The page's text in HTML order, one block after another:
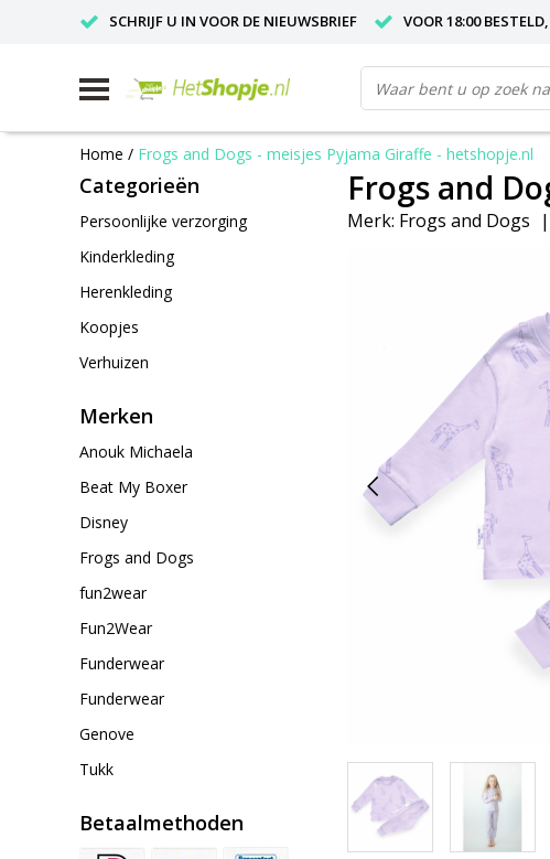
SCHRIJF U IN VOOR DE NIEUWSBRIEF VOOR 18:00
Home / Frogs and Dogs - meisjes Pyjama Giraffe - hetshopje.nl
Categorieën
Persoonlijke verzorging
Kinderkleding
Herenkleding
Koopjes
Verhuizen
Merken
Anouk Michaela
Beat My Boxer
Disney
Frogs and Dogs
fun2wear
Fun2Wear
Funderwear
Funderwear
Genove
Tukk
Betaalmethoden
Frogs and
Merk: Frogs and Dogs |